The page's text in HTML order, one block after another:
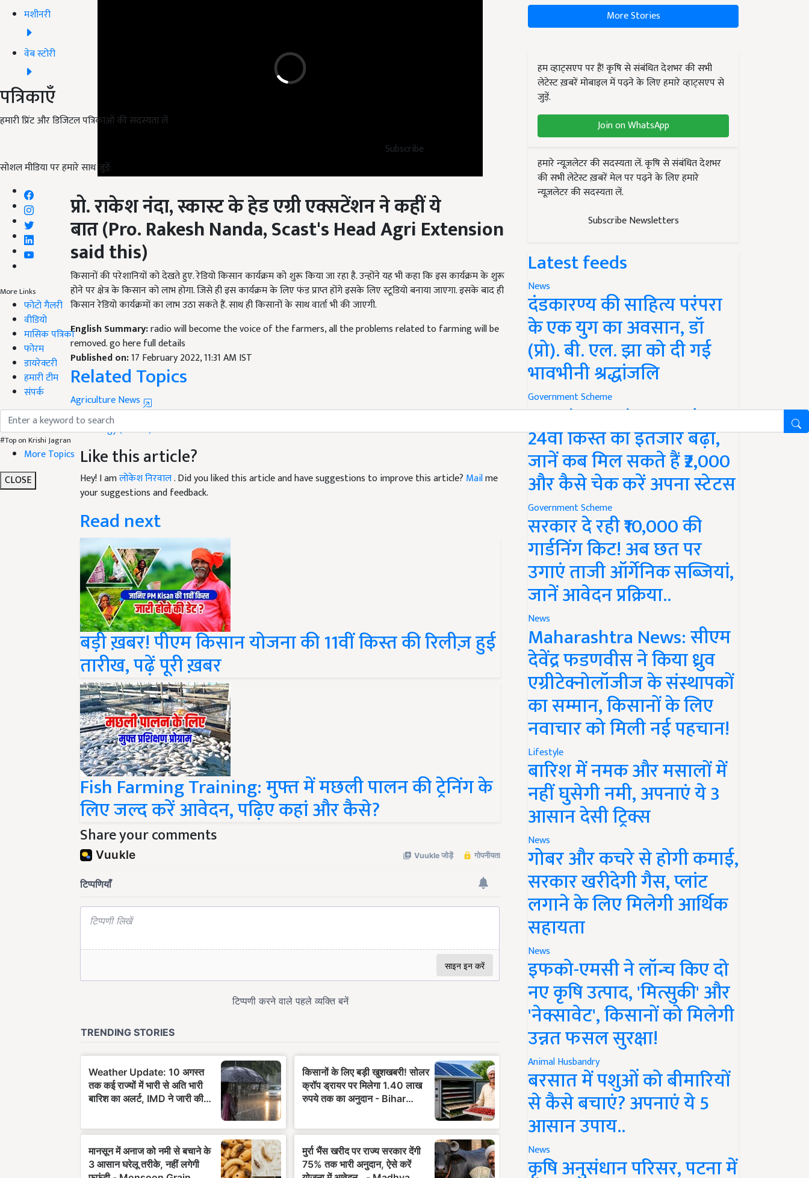
मशीनरी
वेब स्टोरी
पत्रिकाएँ
हमारी प्रिंट और डिजिटल पत्रिकाओं की सदस्यता लें
Subscribe
सोशल मीडिया पर हमारे साथ जुड़ें:
More Links
फोटो गैलरी
वीडियो
मासिक पत्रिका
फोरम
डायरेक्टरी
हमारी टीम
संपर्क
#Top on Krishi Jagran
More Topics
CLOSE
प्रो राकेश नंदा स्कास्ट के हेड एग्री एक्सटेंशन ने कहीं ये
बात(Pro. Rakesh Nanda, Scast's Head Agri Extension
said this)
किसानों की परेशानियों को देखते हुए. रेडियो किसान कार्यक्रम को शुरू किया जा रहा है. उन्होंने यह भी कहा कि इस कार्यक्रम के शुरू
होने पर क्षेत्र के किसान को लाभ होगा. जिसे ही इस कार्यक्रम के लिए फंड प्राप्त होंगे इसके लिए स्टूडियो बनाया जाएगा. इसके बाद ही
किसान रेडियो कार्यक्रमों का लाभ उठा सकते हैं. साथ ही किसानों के साथ वार्ता भी की जाएगी.
removed. go here full details
Published on:17 February 2022, 11:31 AM IST
Related Topics
Agriculture News
KisanRadio Radio Kisan Program
Technology (SCAST)SKAST
Like this article?
Hey! I amलोकेश निरवाल. Did you liked this article and have suggestions to improve this article?
your suggestions and feedback.
Read next
बड़ी ख़बर! पीएम किसान योजना की 11वीं किस्त की रिलीज़ हुई
तारीख, पढ़ें पूरी ख़बर
Fish Farming Training: मुफ्त में मछली पालन की ट्रेनिंग के
लिए जल्द करें आवेदन, पढ़िए कहां और कैसे?
Share your comments
More Stories
हम व्हाट्सएप पर हैं! कृषि से संबंधित देशभर की सभी
लेटेस्ट ख़बरें मोबाइल में पढ़ने के लिए हमारे व्हाट्सएप से
जुड़ें.
Join on WhatsApp
हमारे न्यूज़लेटर की सदस्यता लें. कृषि से संबंधित देशभर
की सभी लेटेस्ट ख़बरें मेल पर पढ़ने के लिए हमारे
न्यूज़लेटर की सदस्यता लें.
Subscribe Newsletters
Latest feeds
News
दंडकारण्य की साहित्य परंपरा
के एक युग का अवसान, डॉ
(प्रो). बी. एल. झा को दी गई
भावभीनी श्रद्धांजलि
Government Scheme
PM Kisan Yojana Update:
24वीं किस्त का इंतजार बढ़ा,
जानें कब मिल सकते हैं ₹2,000
और कैसे चेक करें अपना स्टेटस
Government Scheme
सरकार दे रही ₹10,000 की
गार्डनिंग किट! अब छत पर
उगाएं ताजी ऑर्गेनिक सब्जियां,
जानें आवेदन प्रक्रिया..
News
Maharashtra News: सीएम
देवेंद्र फडणवीस ने किया ध्रुव
एग्रीटेक्नोलॉजीज के संस्थापकों
का सम्मान, किसानों के लिए
नवाचार को मिली नई पहचान!
Lifestyle
बारिश में नमक और मसालों में
नहीं घुसेगी नमी, अपनाएं ये 3
आसान देसी ट्रिक्स
News
गोबर और कचरे से होगी कमाई,
सरकार खरीदेगी गैस, प्लांट
लगाने के लिए मिलेगी आर्थिक
सहायता
News
इफको-एमसी ने लॉन्च किए दो
नए कृषि उत्पाद, 'मित्सुकी' और
'नेक्सावेट', किसानों को मिलेगी
उन्नत फसल सुरक्षा!
Animal Husbandry
बरसात में पशुओं को बीमारियों
से कैसे बचाएं? अपनाएं ये 5
आसान उपाय..
News
कृषि अनुसंधान परिसर, पटना में